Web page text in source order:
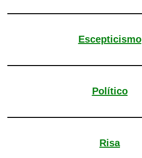
Escepticismo
Político
Risa